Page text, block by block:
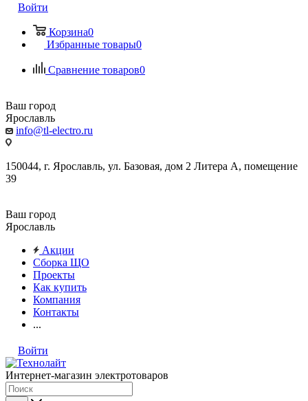
Войти
Корзина0
Избранные товары0
Сравнение товаров0
Ваш город
Ярославль
info@tl-electro.ru
150044, г. Ярославль, ул. Базовая, дом 2 Литера А, помещение
39
Ваш город
Ярославль
Акции
Сборка ЩО
Проекты
Как купить
Компания
Контакты
...
Войти
Интернет-магазин электротоваров